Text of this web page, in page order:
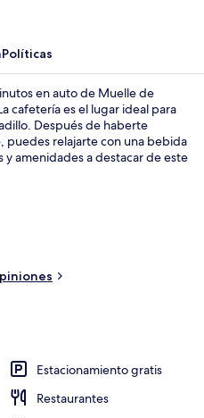
Políticas
en auto de Muelle de
cafetería es el lugar ideal para
Después de haberte
puedes relajarte con una bebida
amenidades a destacar de este
Estacionamiento gratis
Restaurantes